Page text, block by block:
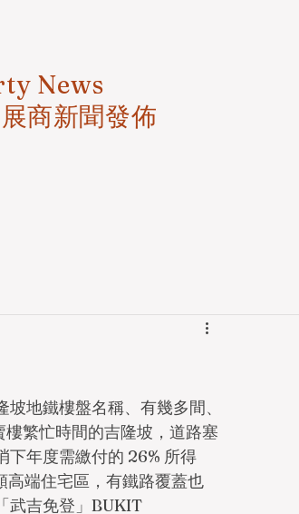
News
商新聞發佈
地鐵樓盤名稱、有幾多間、
繁忙時間的吉隆坡，道路塞
下年度需繳付的 26% 所得
高端住宅區，有鐵路覆蓋也
武吉免登」BUKIT